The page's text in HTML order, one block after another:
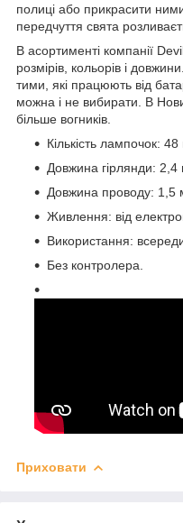
полиці або прикрасити
передчуття свята
В асортименті компанії
розмірів, кольорів і
тими, які працюють від
можна і не вибирати. В
більше вогників.
Кількість лампочок: 48
Довжина гірлянди: 2,4
Довжина проводу: 1,5
Живлення: від
Використання:
Без контролера.
Приховати